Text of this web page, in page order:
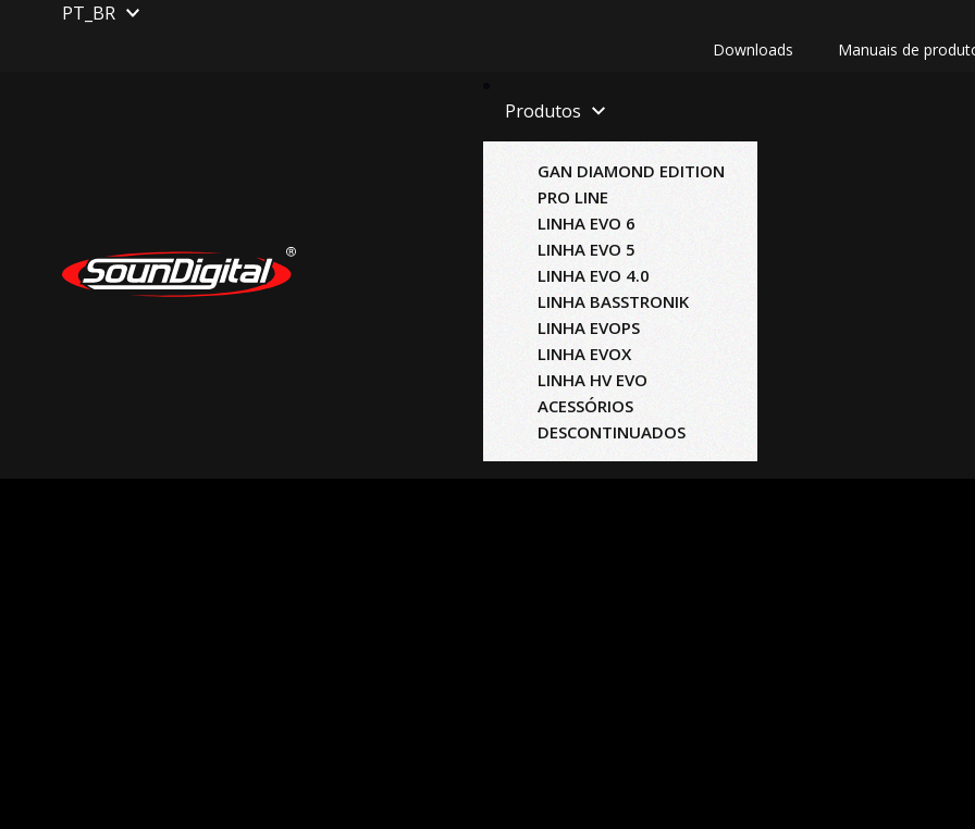
PT_BR
Downloads Manuais de
Produtos
GAN DIAMOND EDITION
PRO LINE
LINHA EVO 6
LINHA EVO 5
LINHA EVO 4.0
LINHA BASSTRONIK
LINHA EVOPS
LINHA EVOX
LINHA HV EVO
ACESSÓRIOS
DESCONTINUADOS